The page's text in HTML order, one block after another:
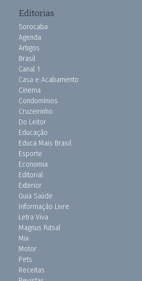
Editorias
Sorocaba
Agenda
Artigos
Brasil
Canal 1
Casa e Acabamento
Cinema
Condomínios
Cruzeirinho
Do Leitor
Educação
Educa Mais Brasil
Esporte
Economia
Editorial
Exterior
Guia Saúde
Informação Livre
Letra Viva
Magnus Futsal
Mix
Motor
Pets
Receitas